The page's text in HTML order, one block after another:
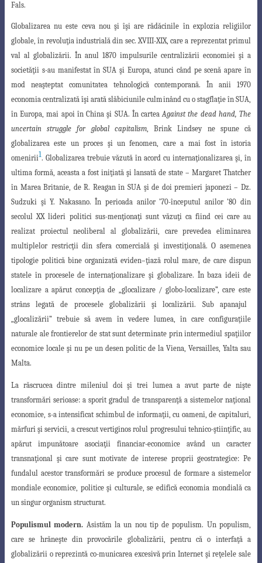
Fals.
Globalizarea nu este ceva nou şi îşi are rădăcinile în explozia religiilor
globale, în revoluţia industrială din sec. XVIII-XIX, care a reprezentat primul
val al globalizării. În anul 1870 impulsurile centralizării economiei şi a
societăţii s-au manifestat în SUA şi Europa, atunci când pe scenă apare în
mod neaşteptat comunitatea tehnologică contemporană. În anii 1970
economia centralizată îşi arată slăbiciunile culminând cu o stagflaţie în SUA,
în Europa, mai apoi în China şi SUA. În carteaAgainst the dead hand, The
uncertain struggle for global capitalism, Brink Lindsey ne spune că
globalizarea este un proces şi un fenomen, care a mai fost în istoria
omenirii1. Globalizarea trebuie văzută în acord cu internaţionalizarea şi, în
ultima formă, aceasta a fost iniţiată şi lansată de state – Margaret Thatcher
în Marea Britanie, de R. Reagan în SUA şi de doi premieri japonezi – Dz.
Sudzuki şi Y. Nakasano. În perioada anilor ’70-începutul anilor ’80 din
secolul XX lideri politici sus-menţionaţi sunt văzuţi ca fiind cei care au
realizat proiectul neoliberal al globalizării, care prevedea eliminarea
multiplelor restricţii dinsfera comercială şi investiţională. O asemenea
tipologie politică bine organizată eviden–ţiază rolul mare, de care dispun
statele în procesele de internaţionalizare şi globalizare. În baza ideii de
localizare a apărut concepţia de „glocalizare / globo-localizare”, care este
strâns legată de procesele globalizării şi localizării. Sub apanajul
„glocalizării” trebuie să avem în vedere lumea, în care configuraţiile
naturale ale frontierelor de stat sunt determinate prin intermediul spaţiilor
economice locale şi nu pe un desen politic de la Viena, Versailles, Yalta sau
Malta.
La răscrucea dintre mileniul doi şi trei lumea a avut parte de nişte
transformăriserioase: a sporit gradul de transparenţă a sistemelor naţional
economice, s-a intensificat schimbul de informaţii, cu oameni, de capitaluri,
mărfuri şi servicii, a crescut vertiginosrolul progresului tehnico-ştiinţific, au
apărut impunătoare asociaţii financiar-economice
având un caracter
transnaţional şi care sunt motivate de interese proprii geostrategice:Pe
fundalul acestor transformări se produce procesul de formare a sistemelor
mondialeeconomice, politice şi culturale, se edifică economia mondială ca
un singur organism structurat.
Populismul modern. Asistăm la un nou tip de populism. Un populism,
care se hrăneşte din provocările globalizării, pentru că o interfaţă a
globalizării o reprezintă co-municarea excesivă prin Internet şi reţelele sale